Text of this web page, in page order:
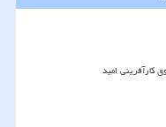
کارآفرینی امید